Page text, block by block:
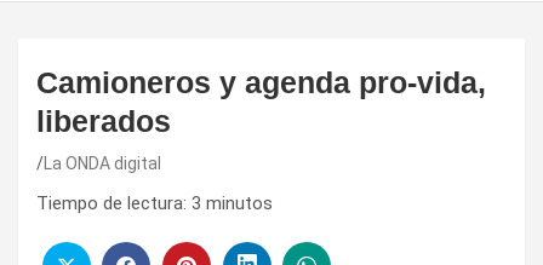
Camioneros y agenda pro-vida,
liberados
La ONDA digital
Tiempo de lectura: 3 minutos